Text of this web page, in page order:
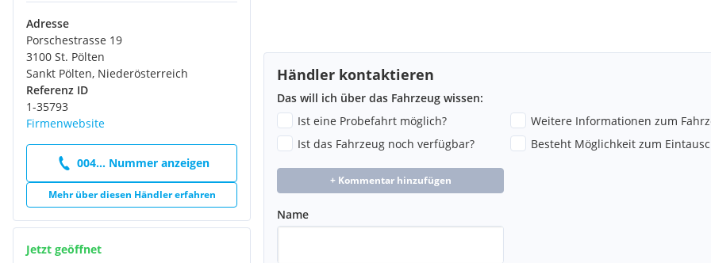
Adresse
Porschestrasse 19
3100 St. Pölten
Sankt Pölten, Niederösterreich
Referenz ID
1-35793
Firmenwebsite
004... Nummer anzeigen
Mehr über diesen Händler erfahren
Jetzt geöffnet
Händler kontaktieren
Das will ich über das Fahrzeug wissen:
Ist eine Probefahrt möglich?
Weitere Informationen zum
Ist das Fahrzeug noch verfügbar?
Besteht Möglichkeit zum
+ Kommentar hinzufügen
Name